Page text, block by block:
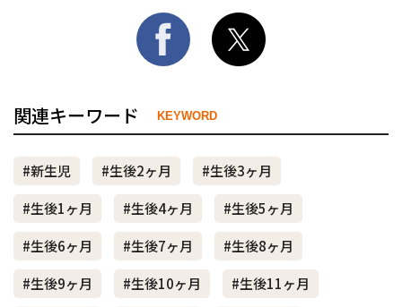
関連キーワード KEYWORD
#新生児 #生後2ヶ月
#生後3ヶ月
#生後1ヶ月
#生後4ヶ月
#生後5ヶ月
#生後6ヶ月
#生後7ヶ月
#生後8ヶ月
#生後9ヶ月
#生後10ヶ月
#生後11ヶ月